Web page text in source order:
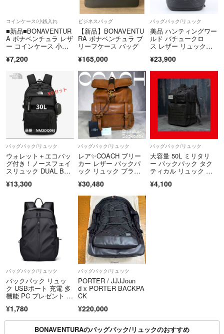
ご返信ありがとうございます。特に登録などはしておらずカードなど
もないため保証などは有償となってしまうと思います。ただ私も同じ
バックを1年半ほどほぼ毎日通勤バックとして使ってますが、全く問
願い申し上げます
出品者 Sho time - 11ヶ月前
ありがとうございます。
保証については引き継ぐことは可能でしょうか？ライフタイム保証は
登録済みでしょうか？
ニックネーム- 11ヶ月前
ニックネーム様
お世話になっております。色々と検討させて頂いたのですが、昨日ご
提案頂いた二つで42万円ということであればお受けさせて頂けますが
如何でしょうか？ご検討の程何卒宜しくお願い申し上げます。
出品者 Sho time
色々とありがとうございました。
購入したいのですが、金額で悩んでいます。
もう少し検討させていただきます。
購入させていただく場合はこちらのサイトからいたします。
ニックネーム様
コインケース/小銭入れ
■新品■BONAVENTUR
A ボナベンチュラ レザ
ー コインケース 小銭
¥7,200
ビジネスバッグ
【新品】BONAVENTU
RA ボナベンチュラ ブ
リーフケース バッグ
¥165,000
バッグパック/リュック
美品 ハンティングワー
ルド バチュークロ
ス レザー リュックサ
ッグ ブラック 黒 メン
ズ WNM EG29-5
¥23,900
バッグパック/リュック
ウォレット＋エコバッ
グ付き！ノースフェイ
スリュック DUAL BAC
¥13,300
バッグパック/リュック
​レア✨COACH ブリー
カー レザー バックパ
ック リュック ブラウ
¥30,480
バッグパック/リュック
大容量 50L ミリタリ
ー バックパック タク
ティカル リュック ア
行 登山 ジム 通勤 通
¥4,100
バッグパック/リュック
バックパック リュッ
ク USBポート 充電 多
機能 PC プレゼント ブ
¥1,780
バッグパック/リュック
PORTER / JJJJoun
d x PORTER BACKPA
CK
¥220,000
BONAVENTURAのバッグパック/リュックのおすすめ